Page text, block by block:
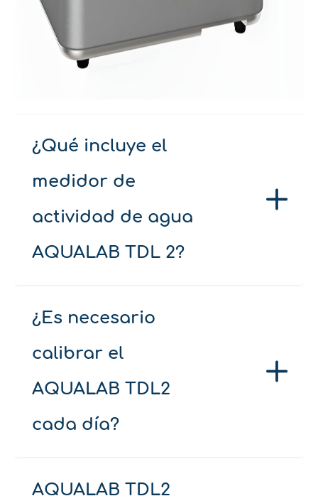
¿Qué incluye el
medidor de
actividad de agua
AQUALAB TDL 2?
¿Es necesario
calibrar el
AQUALAB TDL2
cada día?
AQUALAB TDL2